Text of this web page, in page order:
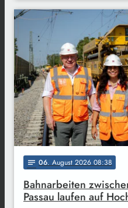
notes 06. August 2026 08:38
Bahnarbeiten
Passau laufen auf